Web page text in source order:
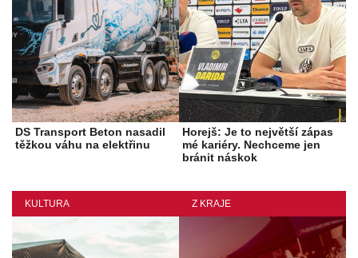
DS Transport Beton nasadil
těžkou váhu na elektřinu
Horejš: Je to největší zápas
mé kariéry. Nechceme jen
bránit náskok
KULTURA Z KRAJE